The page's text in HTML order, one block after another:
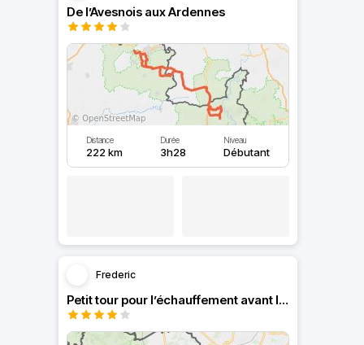
De l’Avesnois aux Ardennes
Distance
222 km
Durée
3h28
Niveau
Débutant
Frederic
Petit tour pour l’échauffement avant les vacances